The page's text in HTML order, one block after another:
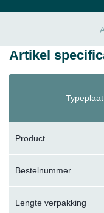
Artikel
Typeplaat
Product
Bestelnummer
Lengte verpakking